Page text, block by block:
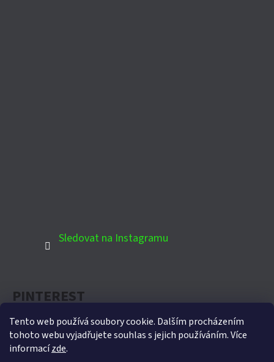
Tento web používá soubory cookie. Dalším procházením
tohoto webu vyjadřujete souhlas s jejich používáním. Více
informacízde.
Sledovat na Instagramu
PINTEREST
Oficiální partner Biohort pro Českou republiku